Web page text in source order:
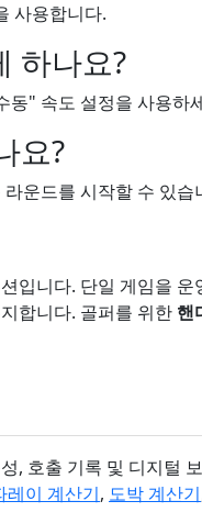
사용합니다.
하나요?
동" 속도 설정을 사용하
요?
운드를 시작할 수 있습
입니다. 단일 게임을 운
합니다. 골퍼를 위한 핸
호출 기록 및 디지털
레이 계산기, 도박 계산기